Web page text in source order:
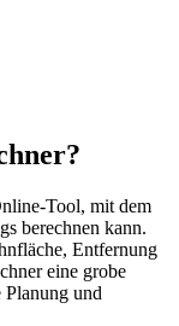
Tool, mit dem
berechnen kann.
Entfernung
eine grobe
Planung und